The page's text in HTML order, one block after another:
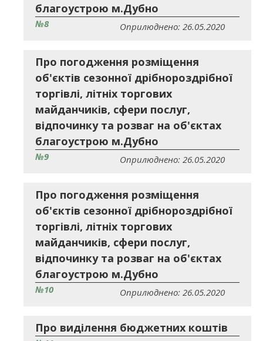
благоустрою м.Дубно
№8 Оприлюднено: 26.05.2020
Про погодження розміщення
об'єктів сезонної дрібнороздрібної
торгівлі, літніх торгових
майданчиків, сфери послуг,
відпочинку та розваг на об'єктах
благоустрою м.Дубно
№9 Оприлюднено: 26.05.2020
Про погодження розміщення
об'єктів сезонної дрібнороздрібної
торгівлі, літніх торгових
майданчиків, сфери послуг,
відпочинку та розваг на об'єктах
благоустрою м.Дубно
№10 Оприлюднено: 26.05.2020
Про виділення бюджетних коштів